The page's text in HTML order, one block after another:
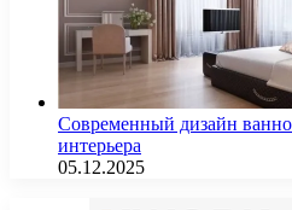
Современный дизайн
интерьера
05.12.2025